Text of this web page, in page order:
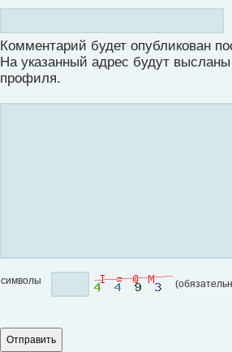
Комментарий будет опубликован
На указанный адрес будут
профиля.